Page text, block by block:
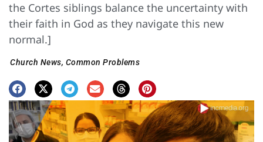
the Cortes siblings balance the uncertainty with
their faith in God as they navigate this new
normal.]
Church News, Common Problems